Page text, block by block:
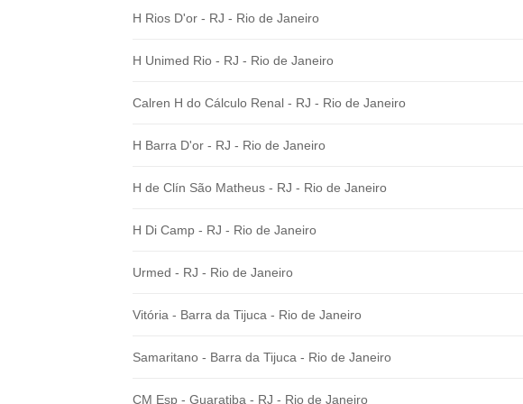
H Rios D'or - RJ - Rio de Janeiro
H Unimed Rio - RJ - Rio de Janeiro
Calren H do Cálculo Renal - RJ - Rio de Janeiro
H Barra D'or - RJ - Rio de Janeiro
H de Clín São Matheus - RJ - Rio de Janeiro
H Di Camp - RJ - Rio de Janeiro
Urmed - RJ - Rio de Janeiro
Vitória - Barra da Tijuca - Rio de Janeiro
Samaritano - Barra da Tijuca - Rio de Janeiro
CM Esp - Guaratiba - RJ - Rio de Janeiro